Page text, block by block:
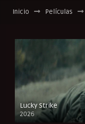
Inicio Películas
Lucky Strike
2026
FULL HD